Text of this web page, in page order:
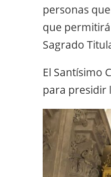
personas
que
Sagrado
El Santísimo
para presidir